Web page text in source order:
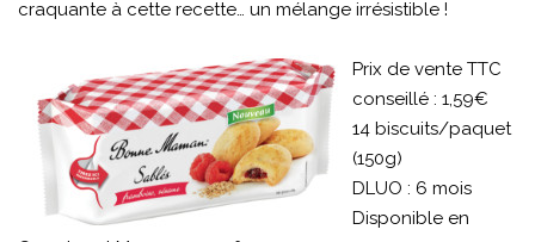
craquante à cette recette… un mélange irrésistible !
Prix de vente TTC
conseillé : 1,59€
14 biscuits/paquet
(150g)
DLUO : 6 mois
Disponible en